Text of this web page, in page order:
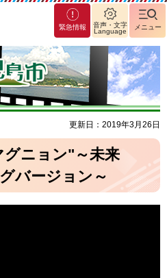
緊急情報
音声・文字
Language
メニュー
更新日：2019年3月26日
ニョン"～未来
バージョン～